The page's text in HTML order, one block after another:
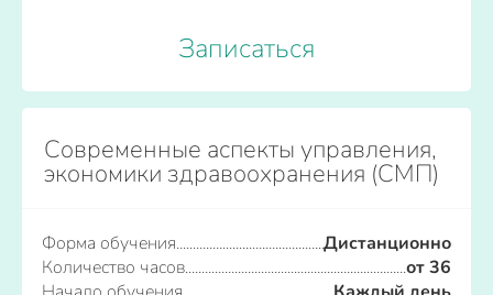
Записаться
Современные аспекты управления,
экономики здравоохранения (СМП)
Форма обучения
Дистанционно
Количество часов
от 36